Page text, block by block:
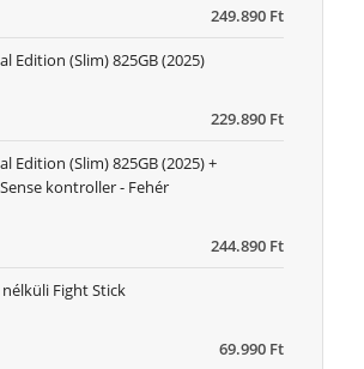
249.890 Ft
229.890 Ft
Edition (Slim) 825GB (2025)
244.890 Ft
Edition (Slim) 825GB (2025) +
kontroller - Fehér
69.990 Ft
Fight Stick